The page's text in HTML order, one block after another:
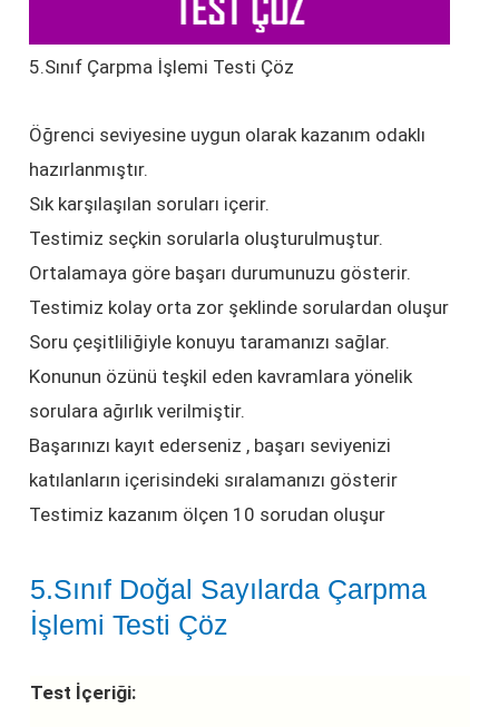
5.Sınıf Çarpma İşlemi Testi Çöz
Öğrenci seviyesine uygun olarak kazanım odaklı
hazırlanmıştır.
Sık karşılaşılan soruları içerir.
Testimiz seçkin sorularla oluşturulmuştur.
Ortalamaya göre başarı durumunuzu gösterir.
Testimiz kolay orta zor şeklinde sorulardan oluşur
Soru çeşitliliğiyle konuyu taramanızı sağlar.
Konunun özünü teşkil eden kavramlara yönelik
sorulara ağırlık verilmiştir.
Başarınızı kayıt ederseniz , başarı seviyenizi
katılanların içerisindeki sıralamanızı gösterir
Testimiz kazanım ölçen 10 sorudan oluşur
5.Sınıf Doğal Sayılarda Çarpma
İşlemi Testi Çöz
Test İçeriği: